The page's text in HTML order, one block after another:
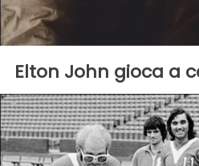
Elton John gioca a